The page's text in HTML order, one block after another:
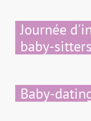
Journée
baby-sitters
Baby-